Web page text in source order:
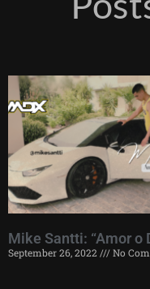
Mike Santti: “Amor o
September 26, 2022 No